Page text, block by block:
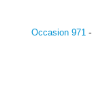
Occasion 971 -